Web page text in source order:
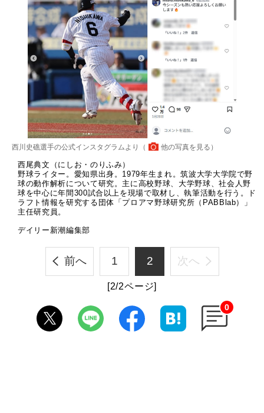
西川史礁選手の公式インスタグラムより（ 他の写真を見る ）
西尾典文（にしお・のりふみ）
野球ライター。愛知県出身。1979年生まれ。筑波大学大学院で野
球の動作解析について研究。主に高校野球、大学野球、社会人野
球を中心に年間300試合以上を現場で取材し、執筆活動を行う。ド
ラフト情報を研究する団体「プロアマ野球研究所（PABBlab）」
主任研究員。
デイリー新潮編集部
前へ 1 2 次へ
[2/2ページ]
0